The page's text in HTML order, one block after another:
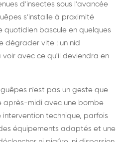
d'insectes sous l'avancée
s'installe à proximité
bascule en quelques
dégrader vite : un nid
voir avec ce qu'il deviendra en
n'est pas un geste que
après-midi avec une bombe
intervention technique, parfois
équipements adaptés et une